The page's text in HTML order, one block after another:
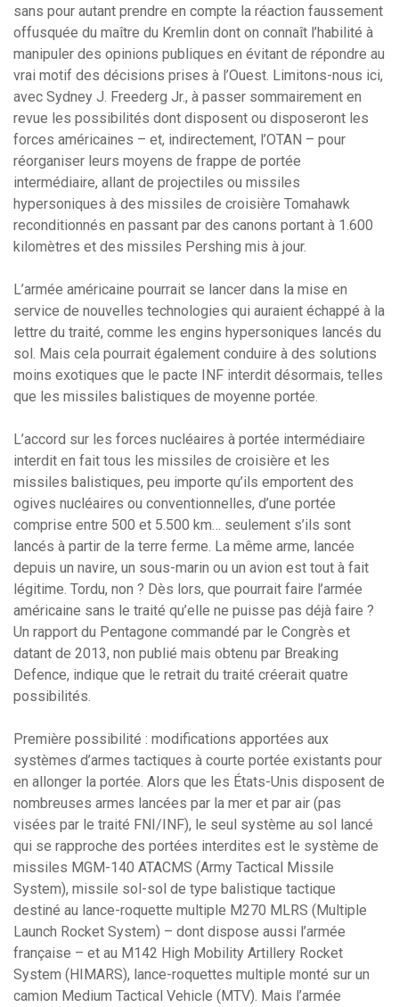
sans pour autant prendre en compte la réaction faussement
offusquée du maître du Kremlin dont on connaît l’habilité à
manipuler des opinions publiques en évitant de répondre au
vrai motif des décisions prises à l’Ouest. Limitons-nous ici,
avec Sydney J. Freederg Jr., à passer sommairement en
revue les possibilités dont disposent ou disposeront les
forces américaines – et, indirectement, l’OTAN – pour
réorganiser leurs moyens de frappe de portée
intermédiaire, allant de projectiles ou missiles
hypersoniques à des missiles de croisière Tomahawk
reconditionnés en passant par des canons portant à 1.600
kilomètres et des missiles Pershing mis à jour.
L’armée américaine pourrait se lancer dans la mise en
service de nouvelles technologies qui auraient échappé à la
lettre du traité, comme les engins hypersoniques lancés du
sol. Mais cela pourrait également conduire à des solutions
moins exotiques que le pacte INF interdit désormais, telles
que les missiles balistiques de moyenne portée.
L’accord sur les forces nucléaires à portée intermédiaire
interdit en fait tous les missiles de croisière et les
missiles balistiques, peu importe qu’ils emportent des
ogives nucléaires ou conventionnelles, d’une portée
comprise entre 500 et 5.500 km… seulement s’ils sont
lancés à partir de la terre ferme. La même arme, lancée
depuis un navire, un sous-marin ou un avion est tout à fait
légitime. Tordu, non ? Dès lors, que pourrait faire l’armée
américaine sans le traité qu’elle ne puisse pas déjà faire ?
Un rapport du Pentagone commandé par le Congrès et
datant de 2013, non publié mais obtenu par Breaking
Defence, indique que le retrait du traité créerait quatre
possibilités.
Première possibilité : modifications apportées aux
systèmes d’armes tactiques à courte portée existants pour
en allonger la portée. Alors que les États-Unis disposent de
nombreuses armes lancées par la mer et par air (pas
visées par le traité FNI/INF), le seul système au sol lancé
qui se rapproche des portées interdites est le système de
missiles MGM-140 ATACMS (Army Tactical Missile
System), missile sol-sol de type balistique tactique
destiné au lance-roquette multiple M270 MLRS (Multiple
Launch Rocket System) – dont dispose aussi l’armée
française – et au M142 High Mobility Artillery Rocket
System (HIMARS), lance-roquettes multiple monté sur un
camion Medium Tactical Vehicle (MTV). Mais l’armée